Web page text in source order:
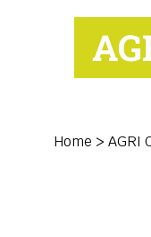
Home > AGRI